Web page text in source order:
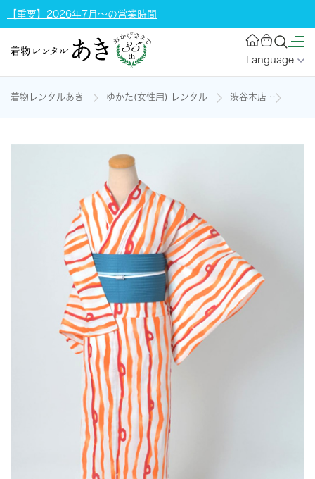
【重要】2026年7月～の営業時間
Language
着物レンタルあき ゆかた(女性用) レンタル 渋谷本店